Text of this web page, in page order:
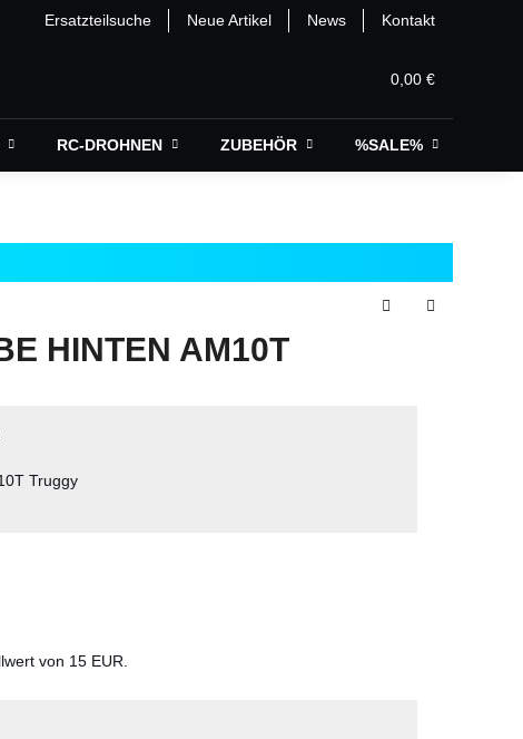
Ersatzteilsuche Neue Artikel News Kontakt
0,00 €
RC-DROHNEN ZUBEHÖR %SALE%
HINTEN AM10T
Truggy
von 15 EUR.